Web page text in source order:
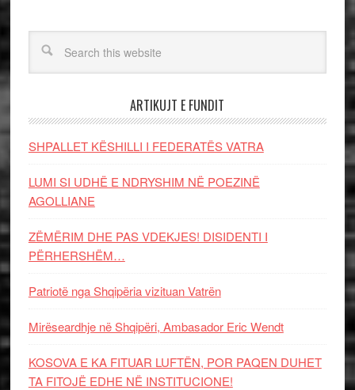
ARTIKUJT E FUNDIT
SHPALLET KËSHILLI I FEDERATËS VATRA
LUMI SI UDHË E NDRYSHIM NË POEZINË
AGOLLIANE
ZËMËRIM DHE PAS VDEKJES! DISIDENTI I
PËRHERSHËM…
Patriotë nga Shqipëria vizituan Vatrën
Mirëseardhje në Shqipëri, Ambasador Eric Wendt
KOSOVA E KA FITUAR LUFTËN, POR PAQEN DUHET
TA FITOJË EDHE NË INSTITUCIONE!